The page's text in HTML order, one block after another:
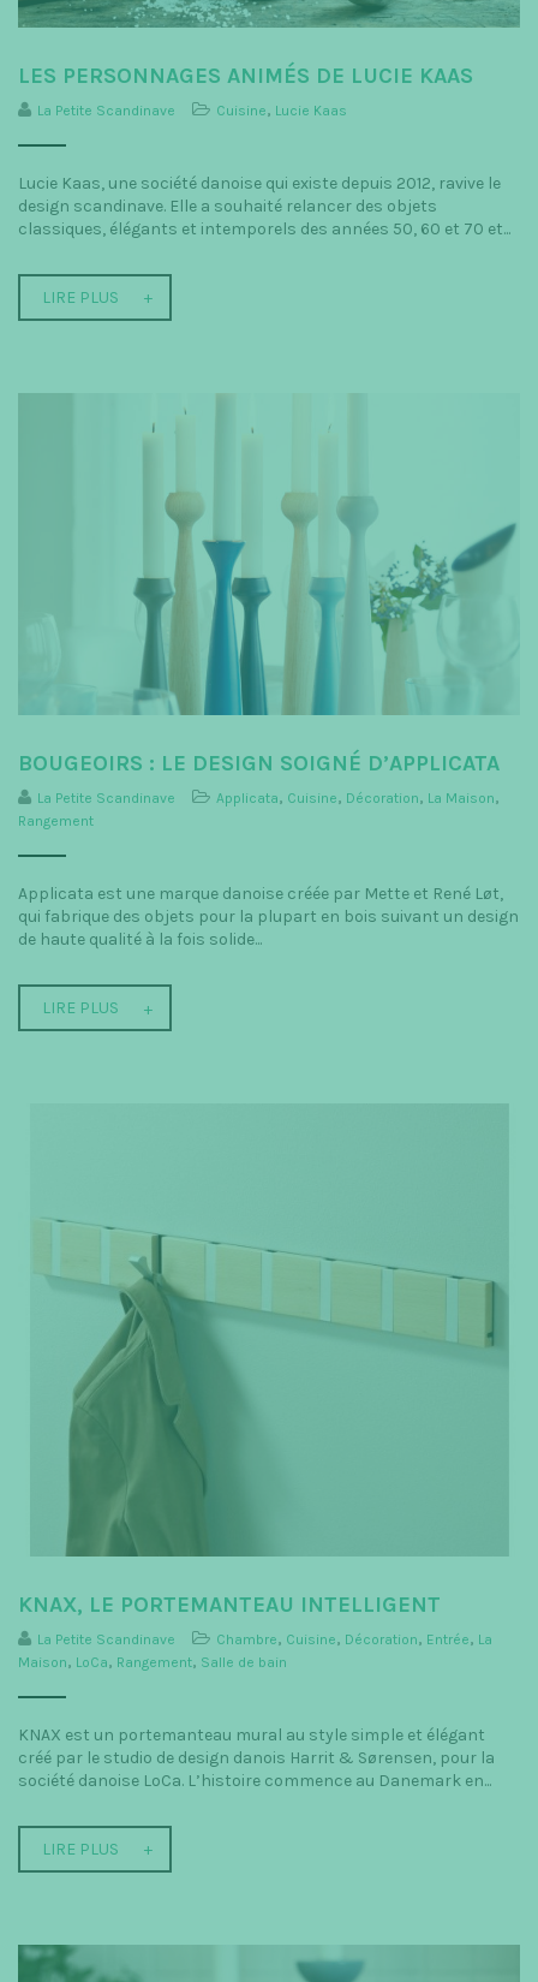
LES PERSONNAGES ANIMÉS DE LUCIE KAAS
La Petite Scandinave Cuisine, Lucie Kaas
Lucie Kaas, une société danoise qui existe depuis 2012, ravive le
design scandinave. Elle a souhaité relancer des objets
classiques, élégants et intemporels des années 50, 60 et 70 et...
LIRE PLUS
BOUGEOIRS : LE DESIGN SOIGNÉ D’APPLICATA
La Petite Scandinave Applicata, Cuisine, Décoration, La Maison,
Rangement
Applicata est une marque danoise créée par Mette et René Løt,
qui fabrique des objets pour la plupart en bois suivant un design
de haute qualité à la fois solide...
LIRE PLUS
KNAX, LE PORTEMANTEAU INTELLIGENT
La Petite Scandinave Chambre, Cuisine, Décoration, Entrée, La
Maison, LoCa, Rangement, Salle de bain
KNAX est un portemanteau mural au style simple et élégant
créé par le studio de design danois Harrit & Sørensen, pour la
société danoise LoCa. L’histoire commence au Danemark en...
LIRE PLUS